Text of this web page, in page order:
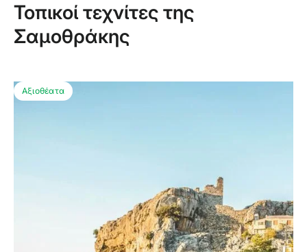
Τοπικοί τεχνίτες της
Σαμοθράκης
Αξιοθέατα